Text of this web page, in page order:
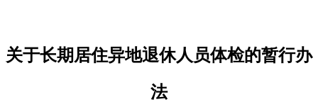
关于长期居住异地退休人员体检的暂行办
法